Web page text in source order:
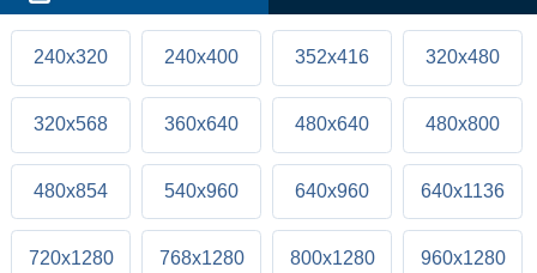
240x320 240x400 352x416 320x480
320x568 360x640 480x640 480x800
480x854 540x960 640x960 640x1136
720x1280 768x1280 800x1280 960x1280